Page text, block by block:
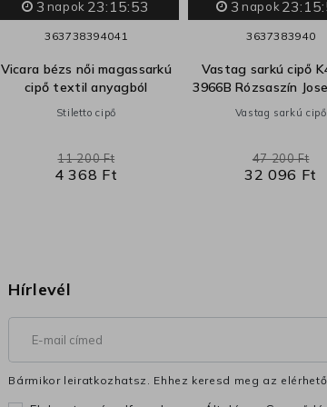
3 napok 23:15:52
363738394041
Vicara bézs női magassarkú
cipő textil anyagból
Stiletto cipő
4 368 Ft
11 200 Ft
3 napok
3637383940
Vastag sarkú cipő
3966B Rózsaszín
Vastag sarkú cipő
32 096 Ft
47 200 Ft
Hírlevél
Bármikor leiratkozhatsz. Ehhez keresd meg az